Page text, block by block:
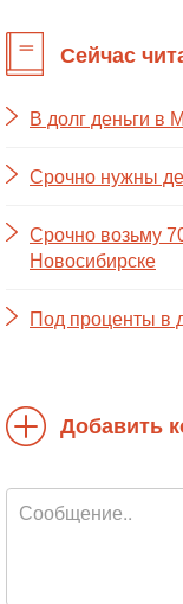
Сейчас
В долг деньги в
Срочно нужны
Срочно возьму
Новосибирске
Под проценты в
Добавить